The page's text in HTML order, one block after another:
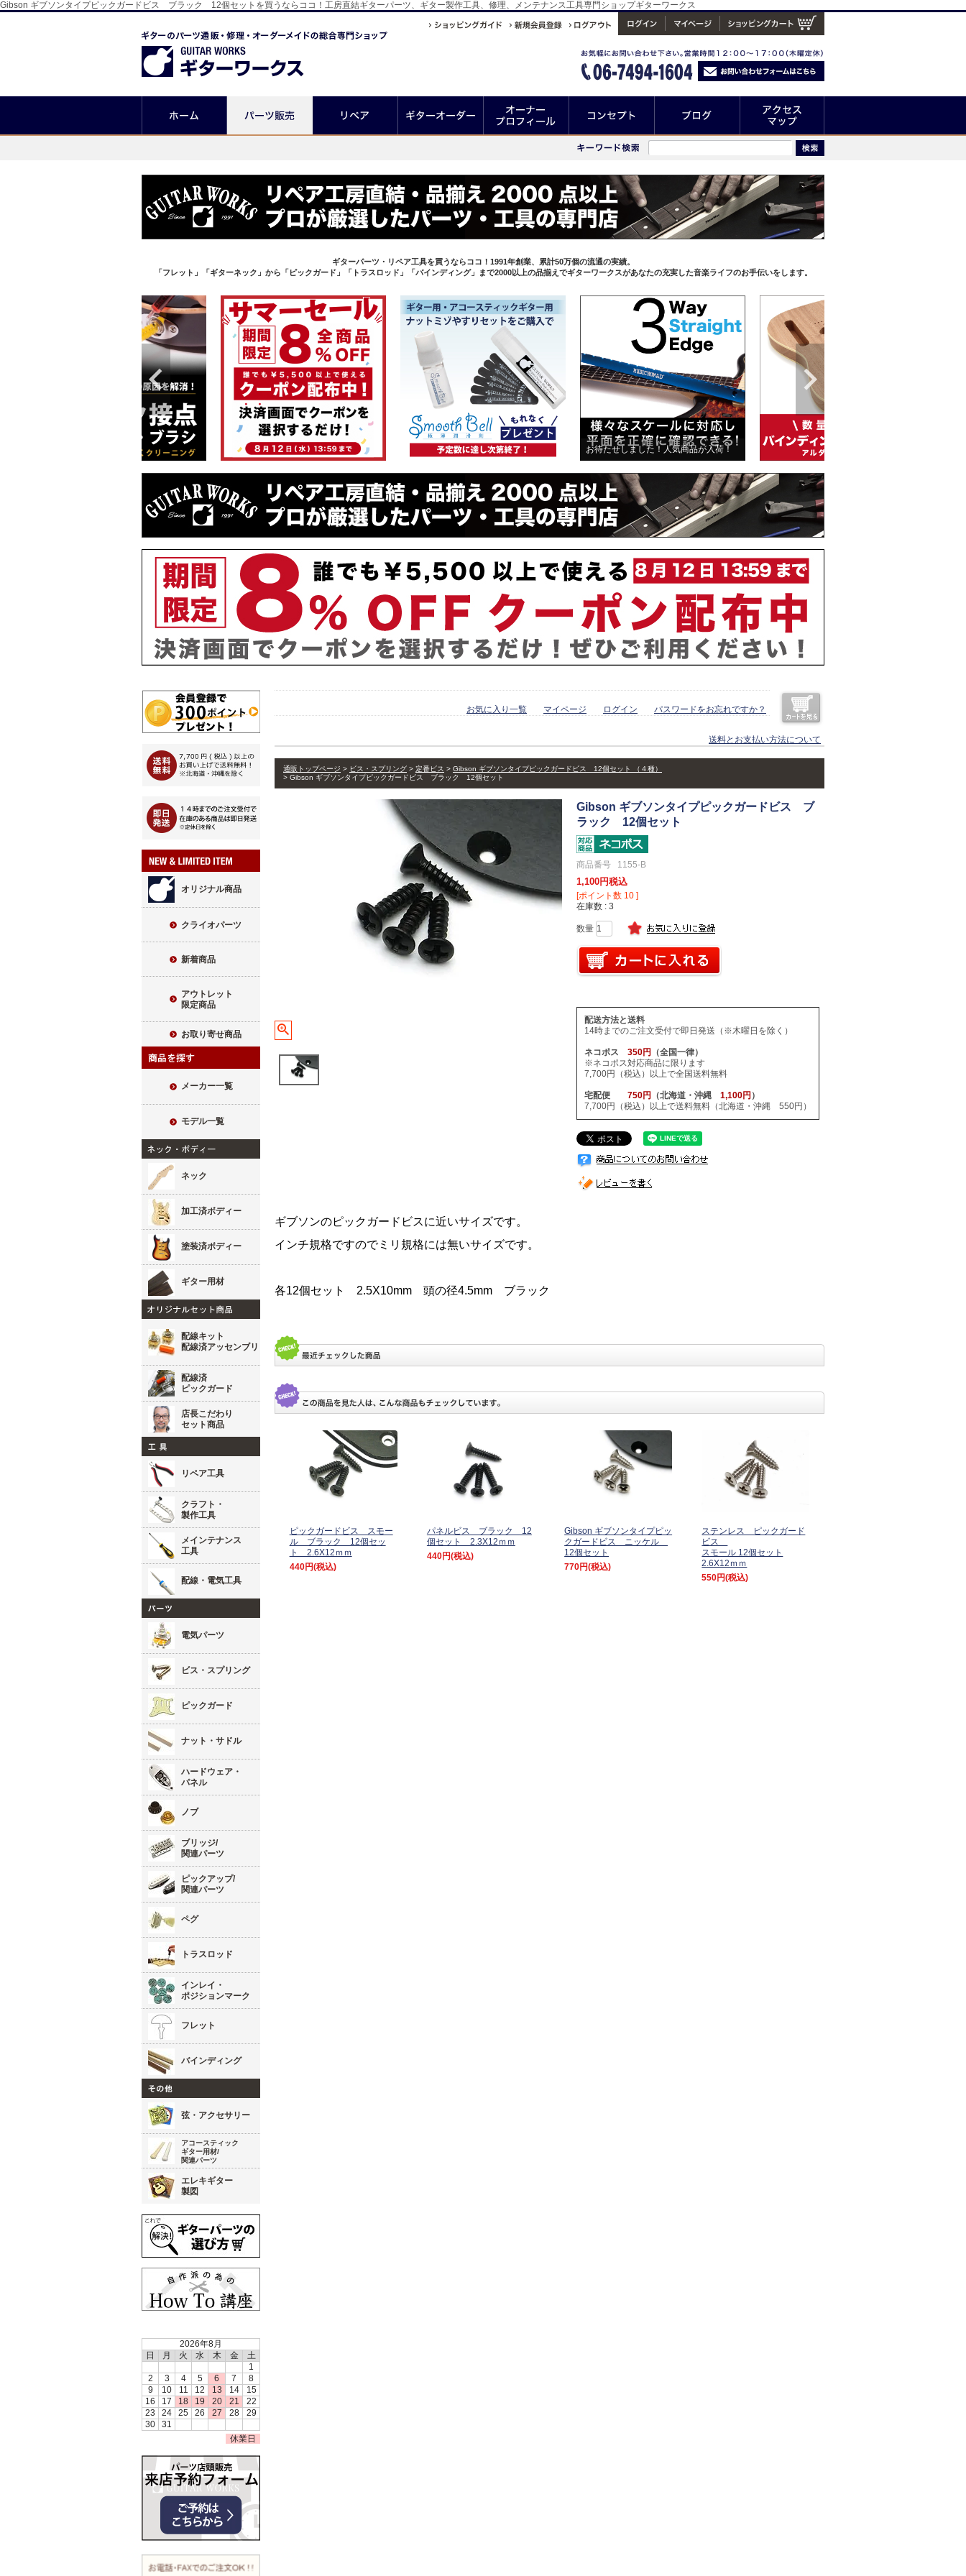
Gibson ギブソンタイプピックガードビス ブラック 12個セットを買うならココ！工房直結ギターパーツ、ギター製作工具、修理、メンテナンス工具専門ショップギターワークス
ギターパーツ・リペア工具を買うならココ！1991年創業、累計50万個の流通の実績。
「フレット」「ギターネック」から「ピックガード」「トラスロッド」「バインディング」まで2000以上の品揃えでギターワークスがあなたの充実した音楽ライフのお手伝いをします。
お待たせしました！人気商品が入荷！
オリジナル商品
クライオパーツ
新着商品
アウトレット
限定商品
お取り寄せ商品
メーカー一覧
モデル一覧
ネック
加工済ボディー
塗装済ボディー
ギター用材
配線キット
配線済アッセンブリ
配線済
ピックガード
店長こだわり
セット商品
リペア工具
クラフト・
製作工具
メインテナンス
工具
配線・電気工具
電気パーツ
ビス・スプリング
ピックガード
ナット・サドル
ハードウェア・
パネル
ノブ
ブリッジ/
関連パーツ
ピックアップ/
関連パーツ
ペグ
トラスロッド
インレイ・
ポジションマーク
フレット
バインディング
弦・アクセサリー
アコースティック
ギター用材/
関連パーツ
エレキギター
製図
2026年8月
日
月 火 水 木 金
土
1
2
3 4 5 6 7
8
9
10 11 12 13 14
15
16
17 18 19 20 21
22
23
24 25 26 27 28
29
30
31
休業日
お気に入り一覧 マイページ ログイン パスワードをお忘れですか？
送料とお支払い方法について
通販トップページ ビス・スプリング 定番ビス
Gibson ギブソンタイプピックガードビス 12個セット （４種）
Gibson ギブソンタイプピックガードビス ブラック 12個セット
Gibson ギブソンタイプピックガードビス ブ
ラック 12個セット
商品番号 1155-B
1,100 税込
[ポイント数 10 ]
在庫数
3
配送方法と送料
14時までのご注文受付で即日発送（※木曜日を除く）
ネコポス 350円
（全国一律）
※ネコポス対応商品に限ります
7,700円（税込）以上で全国送料無料
宅配便 750円 （北海道・沖縄 1,100円 ）
7,700円（税込）以上で送料無料（北海道・沖縄 550円）
ギブソンのピックガードビスに近いサイズです。
インチ規格ですのでミリ規格には無いサイズです。
各12個セット 2.5X10mm 頭の径4.5mm ブラック
ピックガードビス スモー
ル ブラック 12個セッ
ト 2.6X12ｍｍ
440円(税込)
パネルビス ブラック 12
個セット 2.3X12ｍｍ
440円(税込)
Gibson ギブソンタイプピッ
クガードビス ニッケル
12個セット
770円(税込)
ステンレス ピックガード
ビス
スモール 12個セット
2.6X12ｍｍ
550円(税込)